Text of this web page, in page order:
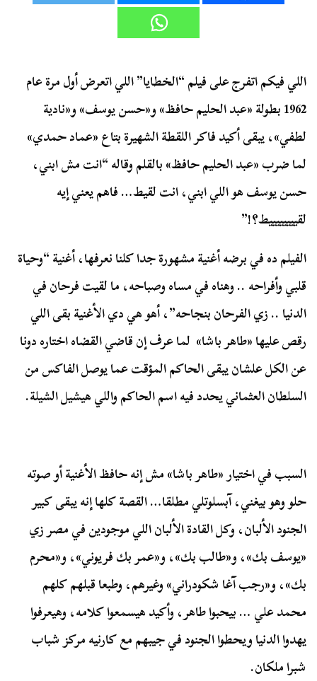
اللي فيكم اتفرج على فيلم “الخطايا” اللي اتعرض أول مرة عام
1962 بطولة «عبد الحليم حافظ» و«حسن يوسف» و«نادية
لطفي»، يبقى أكيد فاكر اللقطة الشهيرة بتاع «عماد حمدي»
لما ضرب «عبد الحليم حافظ» بالقلم وقاله “انت مش ابني،
حسن يوسف هو اللي ابني، انت لقيط… فاهم يعني إيه
لقييييييييط؟!”
الفيلم ده في برضه أغنية مشهورة جدا كلنا نعرفها، أغنية “وحياة
قلبي وأفراحه .. وهناه في مساه وصباحه، ما لقيت فرحان في
الدنيا .. زي الفرحان بنجاحه”، أهو هي دي الأغنية بقى اللي
رقص عليها «طاهر باشا» لما عرف إن قاضي القضاه اختاره دونا
عن الكل علشان يبقى الحاكم المؤقت عما يوصل الفاكس من
السلطان العثماني يحدد فيه اسم الحاكم واللي هيشيل الشيلة.
السبب في اختيار «طاهر باشا» مش إنه حافظ الأغنية أو صوته
حلو وهو بيغني، آبسلوتلي مطلقا… القصة كلها إنه يبقى كبير
الجنود الألبان، وكل القادة الألبان اللي موجودين في مصر زي
«يوسف بك»، و«طالب بك»، و«عمر بك فريوني»، و«محرم
بك»، و«رجب آغا شكودراني» وغيرهم، وطبعا قبلهم كلهم
محمد علي … بيحبوا طاهر، وأكيد هيسمعوا كلامه، وهيعرفوا
يهدوا الدنيا ويحطوا الجنود في جيبهم مع كارنيه مركز شباب
شبرا ملكان.